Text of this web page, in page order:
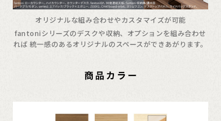
オリジナルな組み合わせやカスタマイズが可能
fantoniシリーズのデスクや収納、オプションを組み合わせ
れば 統一感のあるオリジナルのスペースができあがります。